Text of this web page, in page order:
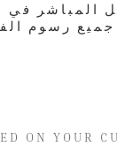
المباشر
جميع رسوم
ON YOUR